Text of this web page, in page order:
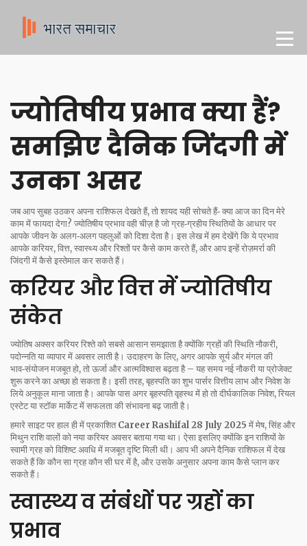
ज्योतिषीय प्रभाव क्या हैं?
समझिए दैनिक जिंदगी में
उनका असर
जब आप सुबह उठकर अपना राशिफल देखते हैं, तो शायद यही सोचते हैं‑ क्या आज का दिन मेरे
काम में फायदा देगा? ज्योतिषीय प्रभाव वही चीज़ है जो ग्रह‑ग्रहीय स्थितियों के आधार पर
आपके जीवन के अलग‑अलग पहलुओं को दिशा देता है। इस लेख में हम देखेंगे कि ये प्रभाव
आपके करियर, वित्त, स्वास्थ्य और रिश्तों पर कैसे काम करते हैं, और आप इन्हें रोज़मर्रा की
जिंदगी में कैसे इस्तेमाल कर सकते हैं।
करियर और वित्त में ज्योतिषीय
संकेत
ज्योतिष अक्सर करियर रिश्ते को सबसे आसान समझाता है क्योंकि ग्रहों की स्थिति नौकरी,
पदोन्नति या व्यापार में अवसर लाती है। उदाहरण के लिए, अगर आपके सूर्य और मंगल की
भाव‑संयोजन मजबूत हो, तो ऊर्जा और आत्मविश्वास बढ़ता है – यह समय नई नौकरी या प्रोजेक्ट
शुरू करने का अच्छा हो सकता है। इसी तरह, बृहस्पति का शुभ पार्सर वित्तीय लाभ और निवेश के
लिये अनुकूल माना जाता है। आपके पास अगर बृहस्पति वृहस्थ में हो तो दीर्घकालिक निवेश, रियल
एस्टेट या स्टॉक मार्केट में सफलता की संभावना बढ़ जाती है।
हमारे साइट पर हाल ही में प्रकाशितCareer Rashifal 28 July 2025 में मेष, सिंह और
मिथुन राशि वालों को नया करियर अवसर बताया गया था। ऐसा इसलिए क्योंकि इन राशियों के
स्वामी ग्रह को विशिष्ट अवधि में मजबूत दृष्टि मिली थी। आप भी अपने दैनिक राशिफल में देख
सकते हैं कि कौन सा ग्रह कौन सी घर में है, और उसके अनुसार अपना काम कैसे प्लान कर
सकते हैं।
स्वास्थ्य व संबंधों पर ग्रहों का
प्रभाव